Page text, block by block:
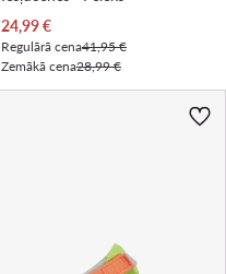
Pašreizējā cena
24,99€
Regulārā cena41,95 €
Zemākā cena28,99 €